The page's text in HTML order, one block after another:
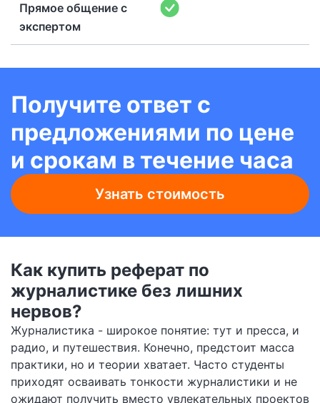
Прямое общение с
экспертом
Получите ответ с
предложениями по цене
и срокам в течение часа
Узнать стоимость
Как купить реферат по
журналистике без лишних
нервов?
Журналистика - широкое понятие: тут и пресса, и
радио, и путешествия. Конечно, предстоит масса
практики, но и теории хватает. Часто студенты
приходят осваивать тонкости журналистики и не
ожидают получить вместо увлекательных проектов